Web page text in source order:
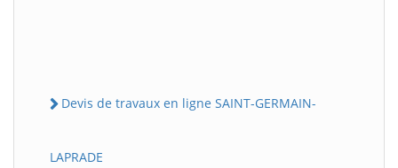
Devis de travaux en ligne SAINT-GERMAIN-
LAPRADE